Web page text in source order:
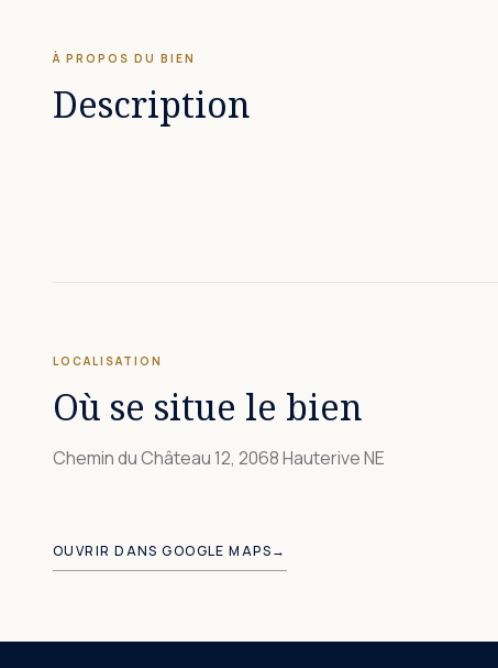
À PROPOS DU BIEN
Description
LOCALISATION
Où se situe le bien
Chemin du Château 12, 2068 Hauterive NE
+
−
OUVRIR DANS GOOGLE MAPS→